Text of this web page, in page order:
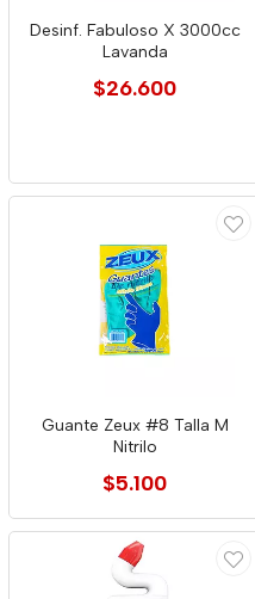
Desinf. Fabuloso X 3000cc
Lavanda
$26.600
Guante Zeux #8 Talla M
Nitrilo
$5.100